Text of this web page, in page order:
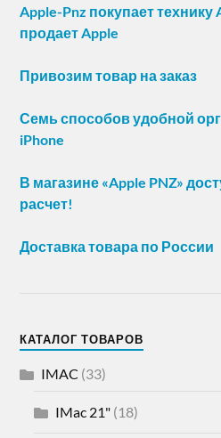
Apple-Pnz покупает технику
продает Apple
Привозим товар на заказ
Семь способов удобной
iPhone
В магазине «Apple PNZ»
расчет!
Доставка товара по России
КАТАЛОГ ТОВАРОВ
IMAC (33)
IMac 21" (18)